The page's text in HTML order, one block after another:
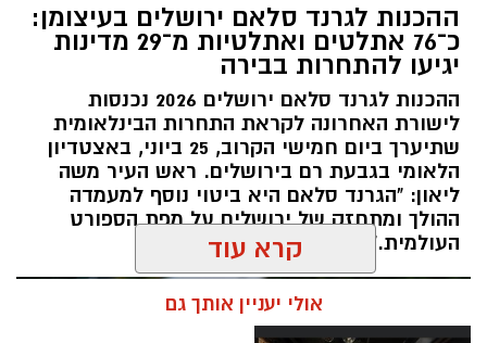
קיץ ספורטיבי בירושלים: במשך שמונה ימים תהפוך
ירושלים לבירת ההתעמלות של ישראל, כאשר
מיטב המתעמלות והמתעמלים מכל רחבי הארץ
יתחרו באליפויות ישראל בענפי ההתעמלות השונים.
השנה, לראשונה, יתקיימו האליפויות לצד תחרויות
ההתעמלות של משחקי המכביה ה־22, בהשתתפות
משלחות ומתעמלים מהארץ ומהעולם, ויהפכו את
שבוע האליפויות לאחד מאירועי הספורט הבולטים
של הקיץ.
במהלך השבוע יתקיימו אליפויות ישראל בכלל ענפי
ההכנות לגרנד סלאם ירושלים בעיצומן:
כ־76 אתלטים ואתלטיות מ־29 מדינות
יגיעו להתחרות בבירה
ההכנות לגרנד סלאם ירושלים 2026 נכנסות
לישורת האחרונה לקראת התחרות הבינלאומית
שתיערך ביום חמישי הקרוב, 25 ביוני, באצטדיון
הלאומי בגבעת רם בירושלים. ראש העיר משה
ליאון: "הגרנד סלאם היא ביטוי נוסף למעמדה
ההולך ומתחזק של ירושלים על מפת הספורט
העולמית."
קרא עוד
אולי יעניין אותך גם